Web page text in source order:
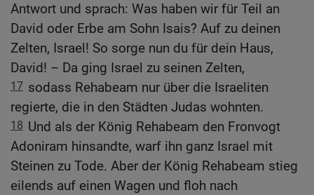
Antwort und sprach: Was haben wir für Teil an
David oder Erbe am Sohn Isais? Auf zu deinen
Zelten, Israel! So sorge nun du für dein Haus,
David! – Da ging Israel zu seinen Zelten,
17 sodass Rehabeam nur über die Israeliten
regierte, die in den Städten Judas wohnten.
18 Und als der König Rehabeam den Fronvogt
Adoniram hinsandte, warf ihn ganz Israel mit
Steinen zu Tode. Aber der König Rehabeam stieg
eilends auf einen Wagen und floh nach